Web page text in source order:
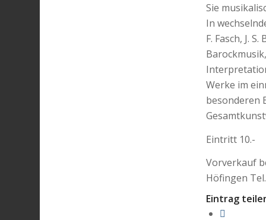
Sie
In
F. Fasch, J.
Werke im
besonderen
Eintritt 10.-
Vorverkauf
Höfingen
Eintrag